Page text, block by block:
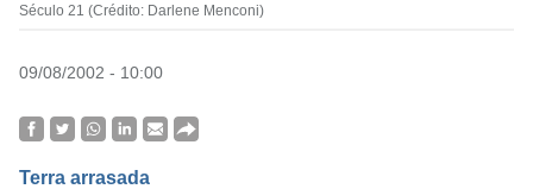
Século 21 (Crédito: Darlene Menconi)
09/08/2002 - 10:00
Terra arrasada